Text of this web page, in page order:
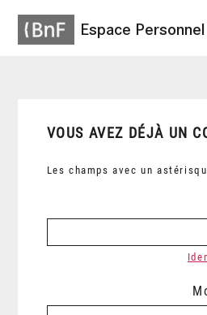
Espace Personnel
VOUS AVEZ DÉJÀ UN
Les champs avec un